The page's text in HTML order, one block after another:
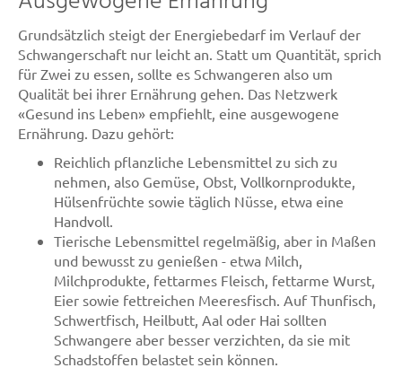
Grundsätzlich steigt der Energiebedarf im Verlauf der
Schwangerschaft nur leicht an. Statt um Quantität, sprich
für Zwei zu essen, sollte es Schwangeren also um
Qualität bei ihrer Ernährung gehen. Das Netzwerk
«Gesund ins Leben» empfiehlt, eine ausgewogene
Ernährung. Dazu gehört:
Reichlich pflanzliche Lebensmittel zu sich zu
nehmen, also Gemüse, Obst, Vollkornprodukte,
Hülsenfrüchte sowie täglich Nüsse, etwa eine
Handvoll.
Tierische Lebensmittel regelmäßig, aber in Maßen
und bewusst zu genießen - etwa Milch,
Milchprodukte, fettarmes Fleisch, fettarme Wurst,
Eier sowie fettreichen Meeresfisch. Auf Thunfisch,
Schwertfisch, Heilbutt, Aal oder Hai sollten
Schwangere aber besser verzichten, da sie mit
Schadstoffen belastet sein können.